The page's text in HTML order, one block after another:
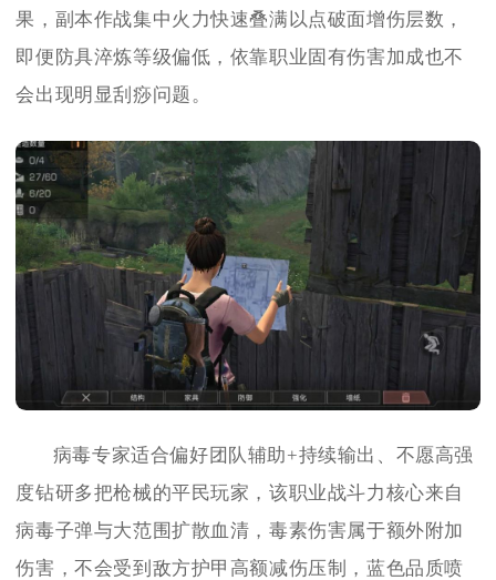
果，副本作战集中火力快速叠满以点破面增伤层数，
即便防具淬炼等级偏低，依靠职业固有伤害加成也不
会出现明显刮痧问题。
病毒专家适合偏好团队辅助+持续输出、不愿高强
度钻研多把枪械的平民玩家，该职业战斗力核心来自
病毒子弹与大范围扩散血清，毒素伤害属于额外附加
伤害，不会受到敌方护甲高额减伤压制，蓝色品质喷